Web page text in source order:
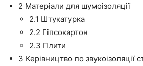
2 Матеріали для шумоізоляції
2.1 Штукатурка
2.2 Гіпсокартон
2.3 Плити
3 Керівництво по звукоізоляції